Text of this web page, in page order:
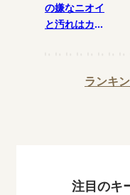
の嫌なニオイ
と汚れはカビ
防する月1の
ランキ
注目のキ